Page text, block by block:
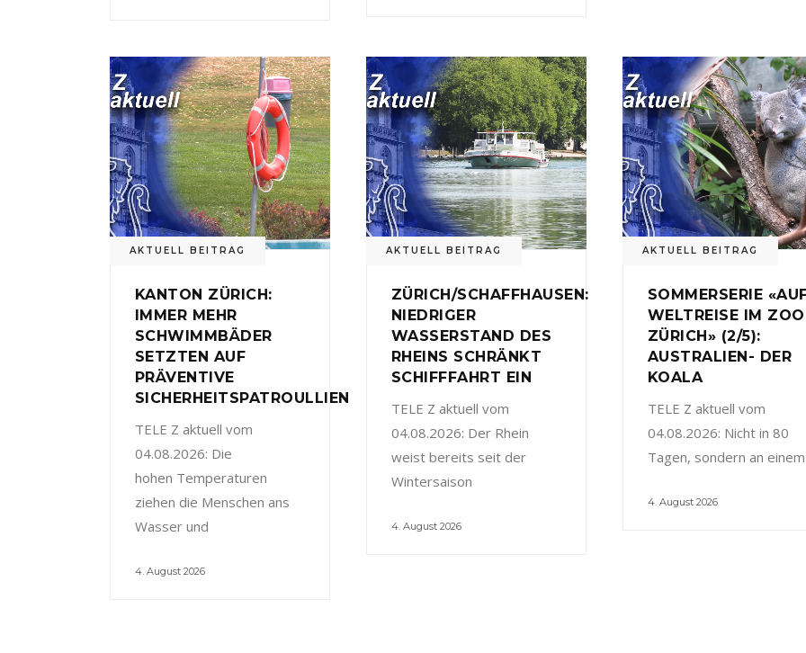
AKTUELL BEITRAG
KANTON ZÜRICH:
IMMER MEHR
SCHWIMMBÄDER
SETZTEN AUF
PRÄVENTIVE
SICHERHEITSPATROULLIEN
TELE Z aktuell vom
04.08.2026: Die
hohen Temperaturen
ziehen die Menschen ans
Wasser und
4. August 2026
AKTUELL BEITRAG
ZÜRICH/SCHAFFHAUSEN:
NIEDRIGER
WASSERSTAND DES
RHEINS SCHRÄNKT
SCHIFFFAHRT EIN
TELE Z aktuell vom
04.08.2026: Der Rhein
weist bereits seit der
Wintersaison
4. August 2026
AKTUELL BEITRAG
SOMMERSERIE
WELTREISE IM ZOO
ZÜRICH» (2/5):
AUSTRALIEN- DER
KOALA
TELE Z aktuell vom
04.08.2026: Nicht in 80
Tagen, sondern an einem
4. August 2026